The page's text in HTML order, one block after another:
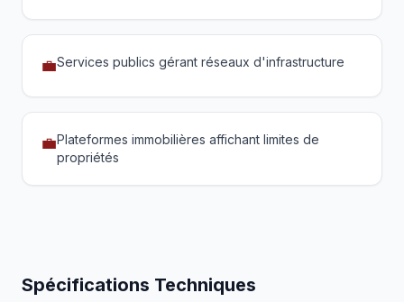
💼Services publics gérant réseaux d'infrastructure
💼Plateformes immobilières affichant limites de
propriétés
Spécifications Techniques